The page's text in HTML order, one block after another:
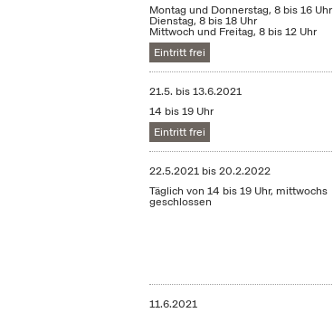
Montag und Donnerstag, 8 bis 16 Uhr
Dienstag, 8 bis 18 Uhr
Mittwoch und Freitag, 8 bis 12 Uhr
Eintritt frei
21.5. bis13.6.2021
14 bis 19 Uhr
Eintritt frei
22.5.2021 bis20.2.2022
Täglich von 14 bis 19 Uhr, mittwochs
geschlossen
11.6.2021